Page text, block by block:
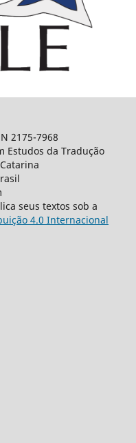
2175-7968
Estudos da Tradução
seus textos sob a
4.0 Internacional